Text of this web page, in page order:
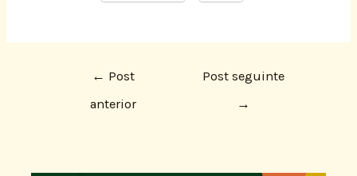
← Post
anterior
Post seguinte
→